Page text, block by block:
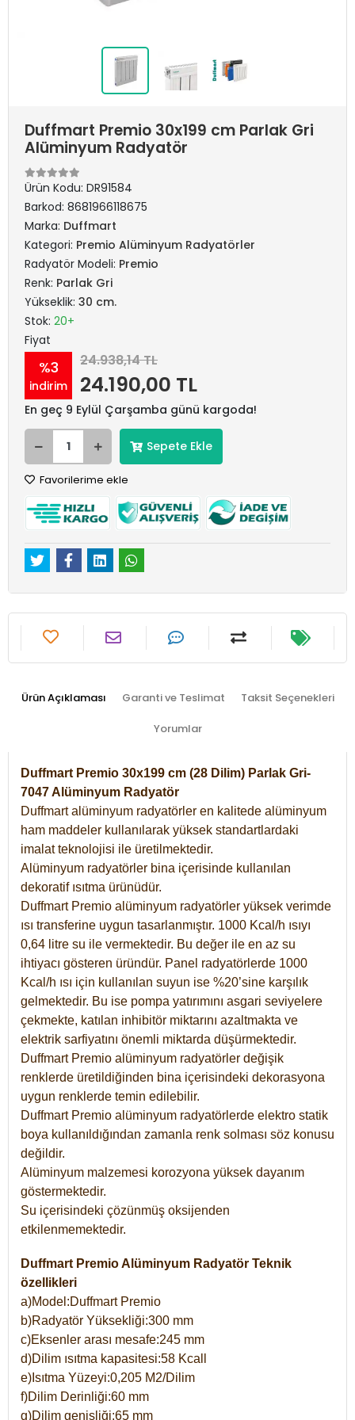
Duffmart Premio 30x199 cm Parlak Gri
Alüminyum Radyatör
Ürün Kodu: DR91584
Barkod: 8681966118675
Marka: Duffmart
Kategori: Premio Alüminyum Radyatörler
Radyatör Modeli: Premio
Renk: Parlak Gri
Yükseklik: 30 cm.
Stok: 20+
Fiyat
%3
indirim
24.938,14 TL
24.190,00 TL
En geç 9 Eylül Çarşamba günü kargoda!
Sepete Ekle
Favorilerime ekle
Ürün Açıklaması Garanti ve Teslimat Taksit Seçenekleri
Yorumlar
Duffmart Premio 30x199 cm (28 Dilim) Parlak Gri-
7047 Alüminyum Radyatör
Duffmart alüminyum radyatörler en kalitede alüminyum
ham maddeler kullanılarak yüksek standartlardaki
imalat teknolojisi ile üretilmektedir.
Alüminyum radyatörler bina içerisinde kullanılan
dekoratif ısıtma ürünüdür.
Duffmart Premio alüminyum radyatörler yüksek verimde
ısı transferine uygun tasarlanmıştır. 1000 Kcal/h ısıyı
0,64 litre su ile vermektedir. Bu değer ile en az su
ihtiyacı gösteren üründür. Panel radyatörlerde 1000
Kcal/h ısı için kullanılan suyun ise %20’sine karşılık
gelmektedir. Bu ise pompa yatırımını asgari seviyelere
çekmekte, katılan inhibitör miktarını azaltmakta ve
elektrik sarfiyatını önemli miktarda düşürmektedir.
Duffmart Premio alüminyum radyatörler değişik
renklerde üretildiğinden bina içerisindeki dekorasyona
uygun renklerde temin edilebilir.
Duffmart Premio alüminyum radyatörlerde elektro statik
boya kullanıldığından zamanla renk solması söz konusu
değildir.
Alüminyum malzemesi korozyona yüksek dayanım
göstermektedir.
Su içerisindeki çözünmüş oksijenden
etkilenmemektedir.
Duffmart Premio Alüminyum Radyatör Teknik
özellikleri
a)Model:Duffmart Premio
b)Radyatör Yüksekliği:300 mm
c)Eksenler arası mesafe:245 mm
d)Dilim ısıtma kapasitesi:58 Kcall
e)Isıtma Yüzeyi:0,205 M2/Dilim
f)Dilim Derinliği:60 mm
g)Dilim genişliği:65 mm